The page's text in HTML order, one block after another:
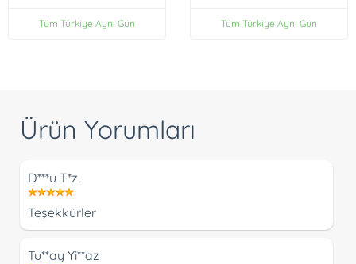
Tüm Türkiye Aynı Gün Tüm Türkiye Aynı Gün
Ürün Yorumları
D***u T*z
Teşekkürler
Tu**ay Yi**az